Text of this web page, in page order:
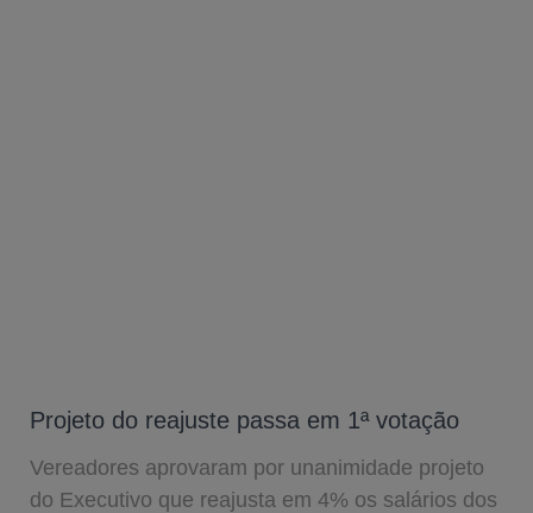
Projeto do reajuste passa em 1ª votação
Vereadores aprovaram por unanimidade projeto
do Executivo que reajusta em 4% os salários dos